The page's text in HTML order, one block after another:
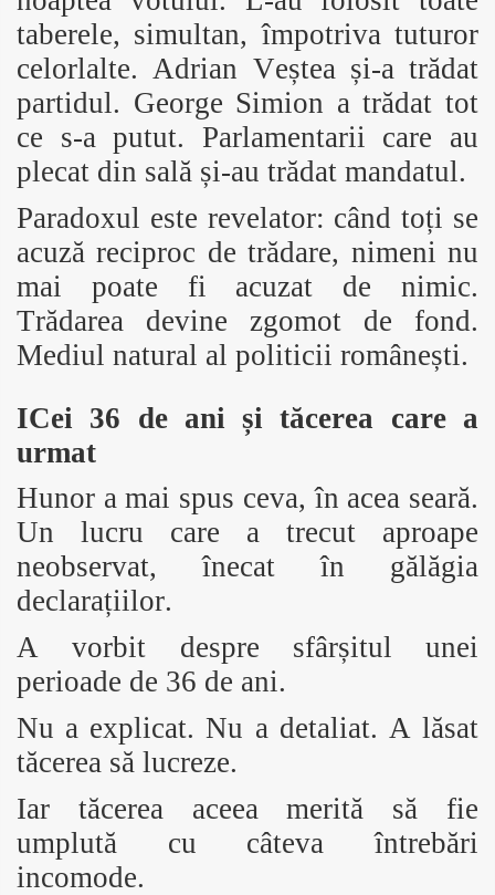
taberele, simultan, împotriva tuturor
celorlalte. Adrian Veștea și-a trădat
partidul. George Simion a trădat tot
ce s-a putut. Parlamentarii care au
plecat din sală și-au trădat mandatul.
Paradoxul este revelator: când toți se
acuză reciproc de trădare, nimeni nu
mai poate fi acuzat de nimic.
Trădarea devine zgomot de fond.
Mediul natural al politicii românești.
ICei 36 de ani și tăcerea care a
urmat
Hunor a mai spus ceva, în acea seară.
Un lucru care a trecut aproape
neobservat, înecat în gălăgia
declarațiilor.
A vorbit despre sfârșitul unei
perioade de 36 de ani.
Nu a explicat. Nu a detaliat. A lăsat
tăcerea să lucreze.
Iar tăcerea aceea merită să fie
umplută cu câteva întrebări
incomode.